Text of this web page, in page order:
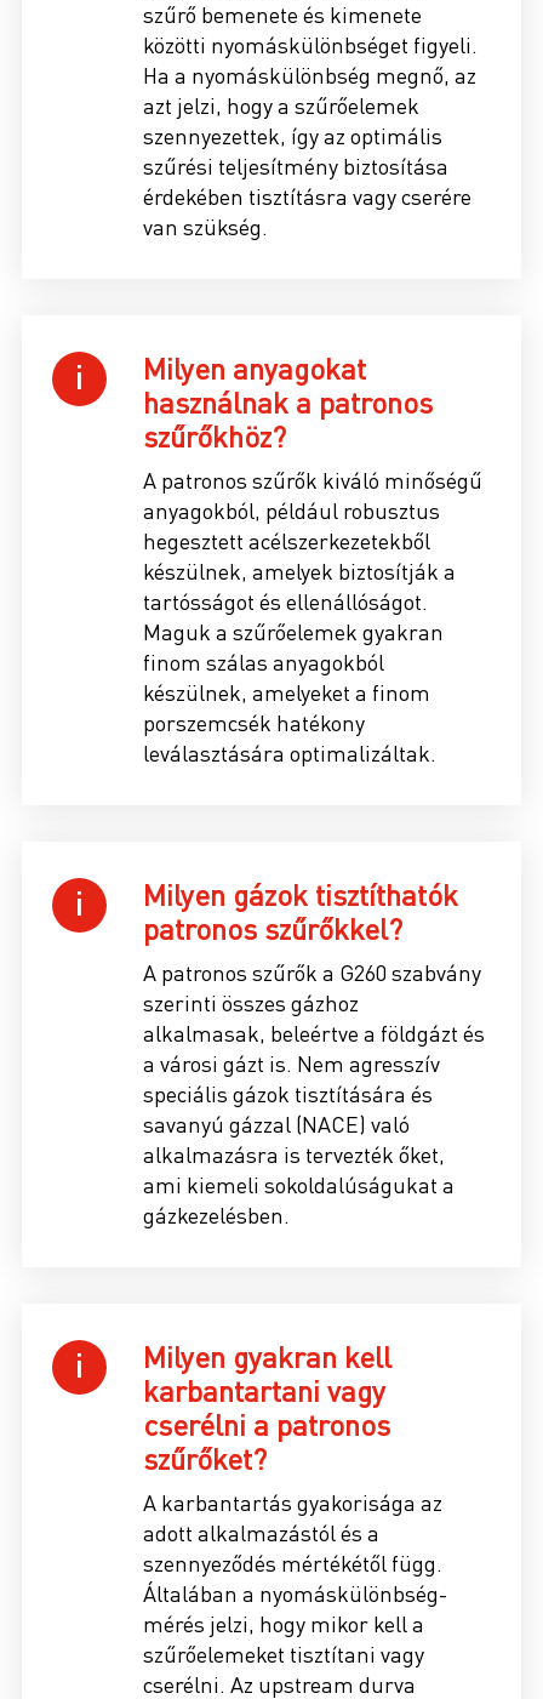
szűrő bemenete és kimenete
közötti nyomáskülönbséget figyeli.
Ha a nyomáskülönbség megnő, az
azt jelzi, hogy a szűrőelemek
szennyezettek, így az optimális
szűrési teljesítmény biztosítása
érdekében tisztításra vagy cserére
van szükség.
Milyen anyagokat
használnak a patronos
szűrőkhöz?
A patronos szűrők kiváló minőségű
anyagokból, például robusztus
hegesztett acélszerkezetekből
készülnek, amelyek biztosítják a
tartósságot és ellenállóságot.
Maguk a szűrőelemek gyakran
finom szálas anyagokból
készülnek, amelyeket a finom
porszemcsék hatékony
leválasztására optimalizáltak.
Milyen gázok tisztíthatók
patronos szűrőkkel?
A patronos szűrők a G260 szabvány
szerinti összes gázhoz
alkalmasak, beleértve a földgázt és
a városi gázt is. Nem agresszív
speciális gázok tisztítására és
savanyú gázzal (NACE) való
alkalmazásra is tervezték őket,
ami kiemeli sokoldalúságukat a
gázkezelésben.
Milyen gyakran kell
karbantartani vagy
cserélni a patronos
szűrőket?
A karbantartás gyakorisága az
adott alkalmazástól és a
szennyeződés mértékétől függ.
Általában a nyomáskülönbség-
mérés jelzi, hogy mikor kell a
szűrőelemeket tisztítani vagy
cserélni. Az upstream durva